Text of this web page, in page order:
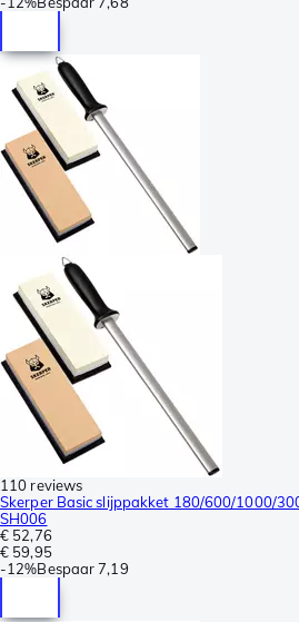
110 reviews
Skerper Basic slijppakket 180/600/1000/
SH006
€ 52,76
€ 59,95
-12%Bespaar 7,19